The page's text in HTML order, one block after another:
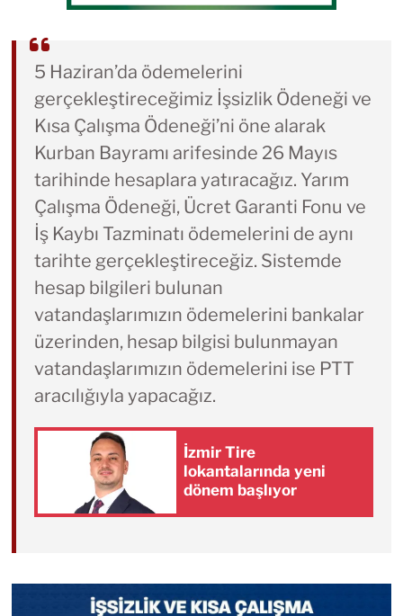
5 Haziran’da ödemelerini
gerçekleştireceğimiz İşsizlik Ödeneği ve
Kısa Çalışma Ödeneği’ni öne alarak
Kurban Bayramı arifesinde 26 Mayıs
tarihinde hesaplara yatıracağız. Yarım
Çalışma Ödeneği, Ücret Garanti Fonu ve
İş Kaybı Tazminatı ödemelerini de aynı
tarihte gerçekleştireceğiz. Sistemde
hesap bilgileri bulunan
vatandaşlarımızın ödemelerini bankalar
üzerinden, hesap bilgisi bulunmayan
vatandaşlarımızın ödemelerini ise PTT
aracılığıyla yapacağız.
İzmir Tire
lokantalarında yeni
dönem başlıyor